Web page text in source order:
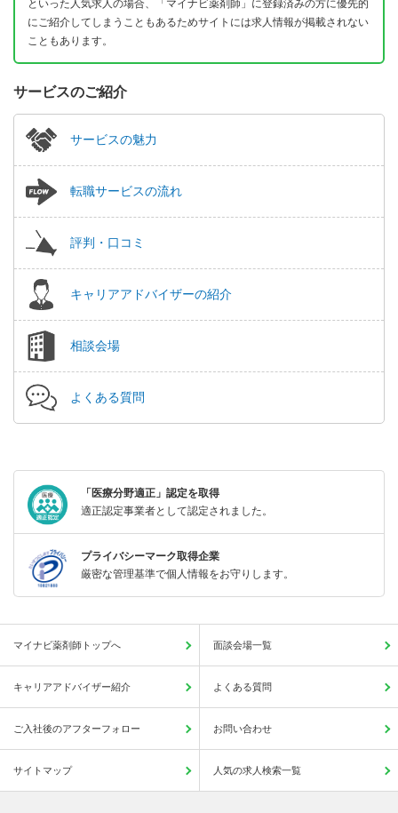
といった人気求人の場合、「マイナビ薬剤師」に登録済みの方に優先的
にご紹介してしまうこともあるためサイトには求人情報が掲載されない
こともあります。
サービスのご紹介
サービスの魅力
転職サービスの流れ
評判・口コミ
キャリアアドバイザーの紹介
相談会場
よくある質問
「医療分野適正」認定を取得
適正認定事業者として認定されました。
プライバシーマーク取得企業
厳密な管理基準で個人情報をお守りします。
マイナビ薬剤師トップへ 面談会場一覧
キャリアアドバイザー紹介 よくある質問
ご入社後のアフターフォロー お問い合わせ
サイトマップ 人気の求人検索一覧